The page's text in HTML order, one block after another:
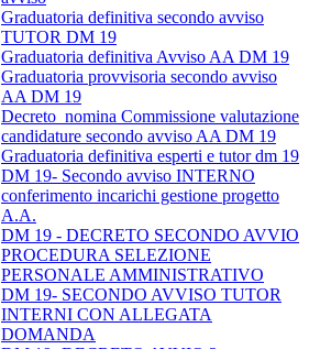
Graduatoria definitiva secondo avviso
TUTOR DM 19
Graduatoria definitiva Avviso AA DM 19
Graduatoria provvisoria secondo avviso
AA DM 19
Decreto_nomina Commissione valutazione
candidature secondo avviso AA DM 19
Graduatoria definitiva esperti e tutor dm 19
DM 19- Secondo avviso INTERNO
conferimento incarichi gestione progetto
A.A.
DM 19 - DECRETO SECONDO AVVIO
PROCEDURA SELEZIONE
PERSONALE AMMINISTRATIVO
DM 19- SECONDO AVVISO TUTOR
INTERNI CON ALLEGATA
DOMANDA